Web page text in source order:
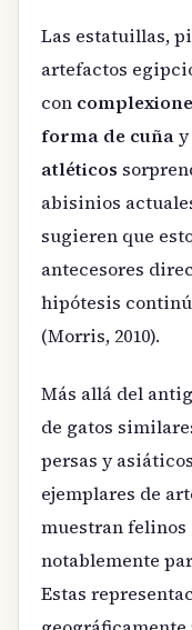
Las estatuillas,
artefactos
con
forma de cuñay
atléticos
abisinios
sugieren que
antecesores
hipótesis
(Morris, 2010).
Más allá del
de gatos
persas y
ejemplares de
muestran felinos
notablemente
Estas